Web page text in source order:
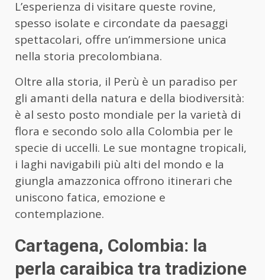
L’esperienza di visitare queste rovine,
spesso isolate e circondate da paesaggi
spettacolari, offre un’immersione unica
nella storia precolombiana.
Oltre alla storia, il Perù è un paradiso per
gli amanti della natura e della biodiversità:
è al sesto posto mondiale per la varietà di
flora e secondo solo alla Colombia per le
specie di uccelli. Le sue montagne tropicali,
i laghi navigabili più alti del mondo e la
giungla amazzonica offrono itinerari che
uniscono fatica, emozione e
contemplazione.
Cartagena, Colombia: la
perla caraibica tra tradizione